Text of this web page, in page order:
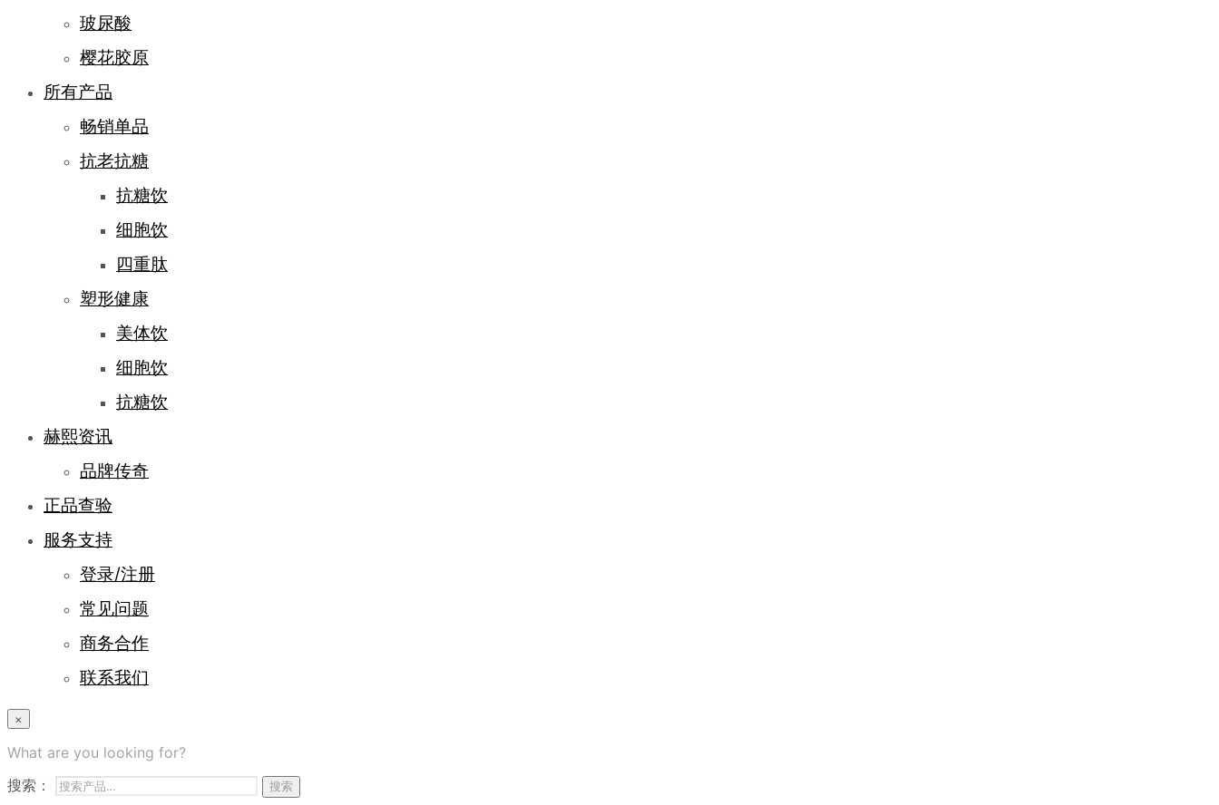
玻尿酸
樱花胶原
所有产品
畅销单品
抗老抗糖
抗糖饮
细胞饮
四重肽
塑形健康
美体饮
细胞饮
抗糖饮
赫熙资讯
品牌传奇
正品查验
服务支持
登录/注册
常见问题
商务合作
联系我们
×
What are you looking for?
搜索：
搜索